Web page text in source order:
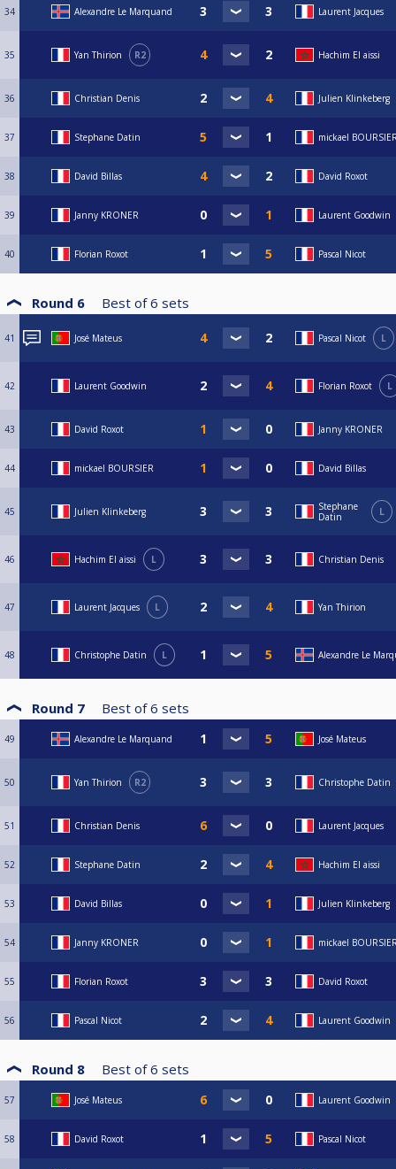
34 Alexandre Le Marquand Laurent Jacques
35 Yan Thirion R2 Hachim El aissi
36 Christian Denis Julien Klinkeberg
37 Stephane Datin mickael
38 David Billas David Roxot
39 Janny KRONER Laurent Goodwin
40 Florian Roxot Pascal Nicot
Round 6 Best of6 sets
41 José Mateus Pascal Nicot L
42 Laurent Goodwin Florian Roxot L
43 David Roxot Janny KRONER
44 mickael BOURSIER David Billas
45 Julien Klinkeberg
Stephane
Datin
L
46 Hachim El aissi L Christian Denis
47 Laurent Jacques L Yan Thirion
48 Christophe Datin L Alexandre Le
Round 7 Best of6 sets
49 Alexandre Le Marquand José Mateus
50 Yan Thirion R2 Christophe Datin
51 Christian Denis Laurent Jacques
52 Stephane Datin Hachim El aissi
53 David Billas Julien Klinkeberg
54 Janny KRONER mickael
55 Florian Roxot David Roxot
56 Pascal Nicot Laurent Goodwin
Round 8 Best of6 sets
57 José Mateus Laurent Goodwin
58 David Roxot Pascal Nicot